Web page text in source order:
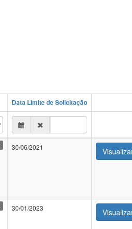
Data Limite de Solicitação
30/06/2021
30/01/2023